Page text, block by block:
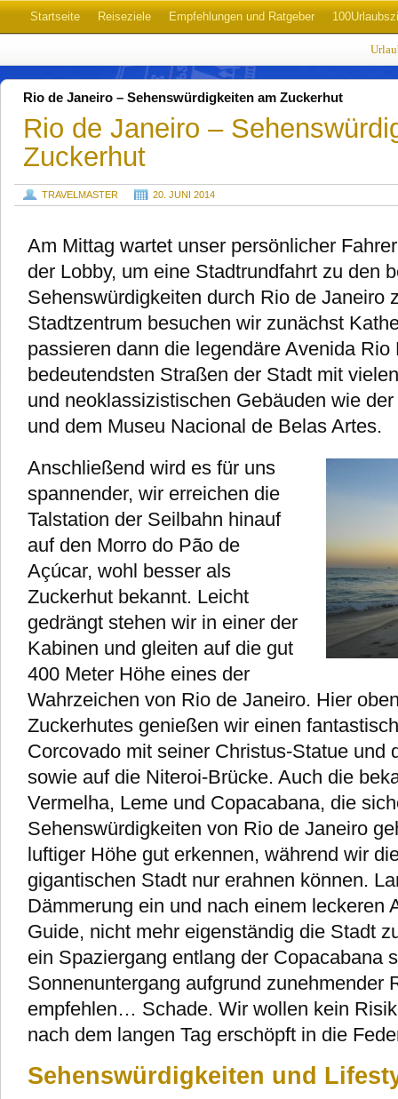
Startseite Reiseziele Empfehlungen und Ratgeber
Rio de Janeiro – Sehenswürdigkeiten am Zuckerhut
Rio de Janeiro –
Zuckerhut
TRAVELMASTER 20. JUNI 2014
Am Mittag wartet unser persönlicher
der Lobby, um eine Stadtrundfahrt zu den
Sehenswürdigkeiten durch Rio de Janeiro
Stadtzentrum besuchen wir zunächst
passieren dann die legendäre Avenida Rio
bedeutendsten Straßen der Stadt mit
und neoklassizistischen Gebäuden wie
und dem Museu Nacional de Belas Artes.
Anschließend wird es für uns
spannender, wir erreichen die
Talstation der Seilbahn hinauf
auf den Morro do Pão de
Açúcar, wohl besser als
Zuckerhut bekannt. Leicht
gedrängt stehen wir in einer der
Kabinen und gleiten auf die gut
400 Meter Höhe eines der
Wahrzeichen von Rio de Janeiro. Hier
Zuckerhutes genießen wir einen
Corcovado mit seiner Christus-Statue und
sowie auf die Niteroi-Brücke. Auch die
Vermelha, Leme und Copacabana, die
Sehenswürdigkeiten von Rio de Janeiro
luftiger Höhe gut erkennen, während wir
gigantischen Stadt nur erahnen können.
Dämmerung ein und nach einem leckeren
Guide, nicht mehr eigenständig die Stadt
ein Spaziergang entlang der Copacabana
Sonnenuntergang aufgrund zunehmender
empfehlen… Schade. Wir wollen kein
nach dem langen Tag erschöpft in die
Sehenswürdigkeiten und